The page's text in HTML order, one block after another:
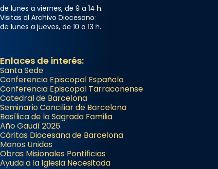
de lunes a viernes, de 9 a 14 h.
Visitas al Archivo Diocesano:
de lunes a jueves, de 10 a 13 h.
Enlaces de interés:
Santa Sede
Conferencia Episcopal Española
Conferencia Episcopal Tarraconense
Catedral de Barcelona
Seminario Conciliar de Barcelona
Basílica de la Sagrada Familia
Año Gaudí 2026
Cáritas Diocesana de Barcelona
Manos Unidas
Obras Misionales Pontificias
Ayuda a la Iglesia Necesitada